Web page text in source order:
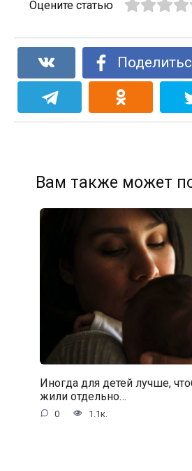
Оцените статью
Вам также может
Иногда для детей лучше,
жили отдельно…
0 1.1к.